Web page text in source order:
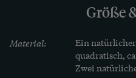
Größe
Material:
Ein
quadratisch,
Zwei